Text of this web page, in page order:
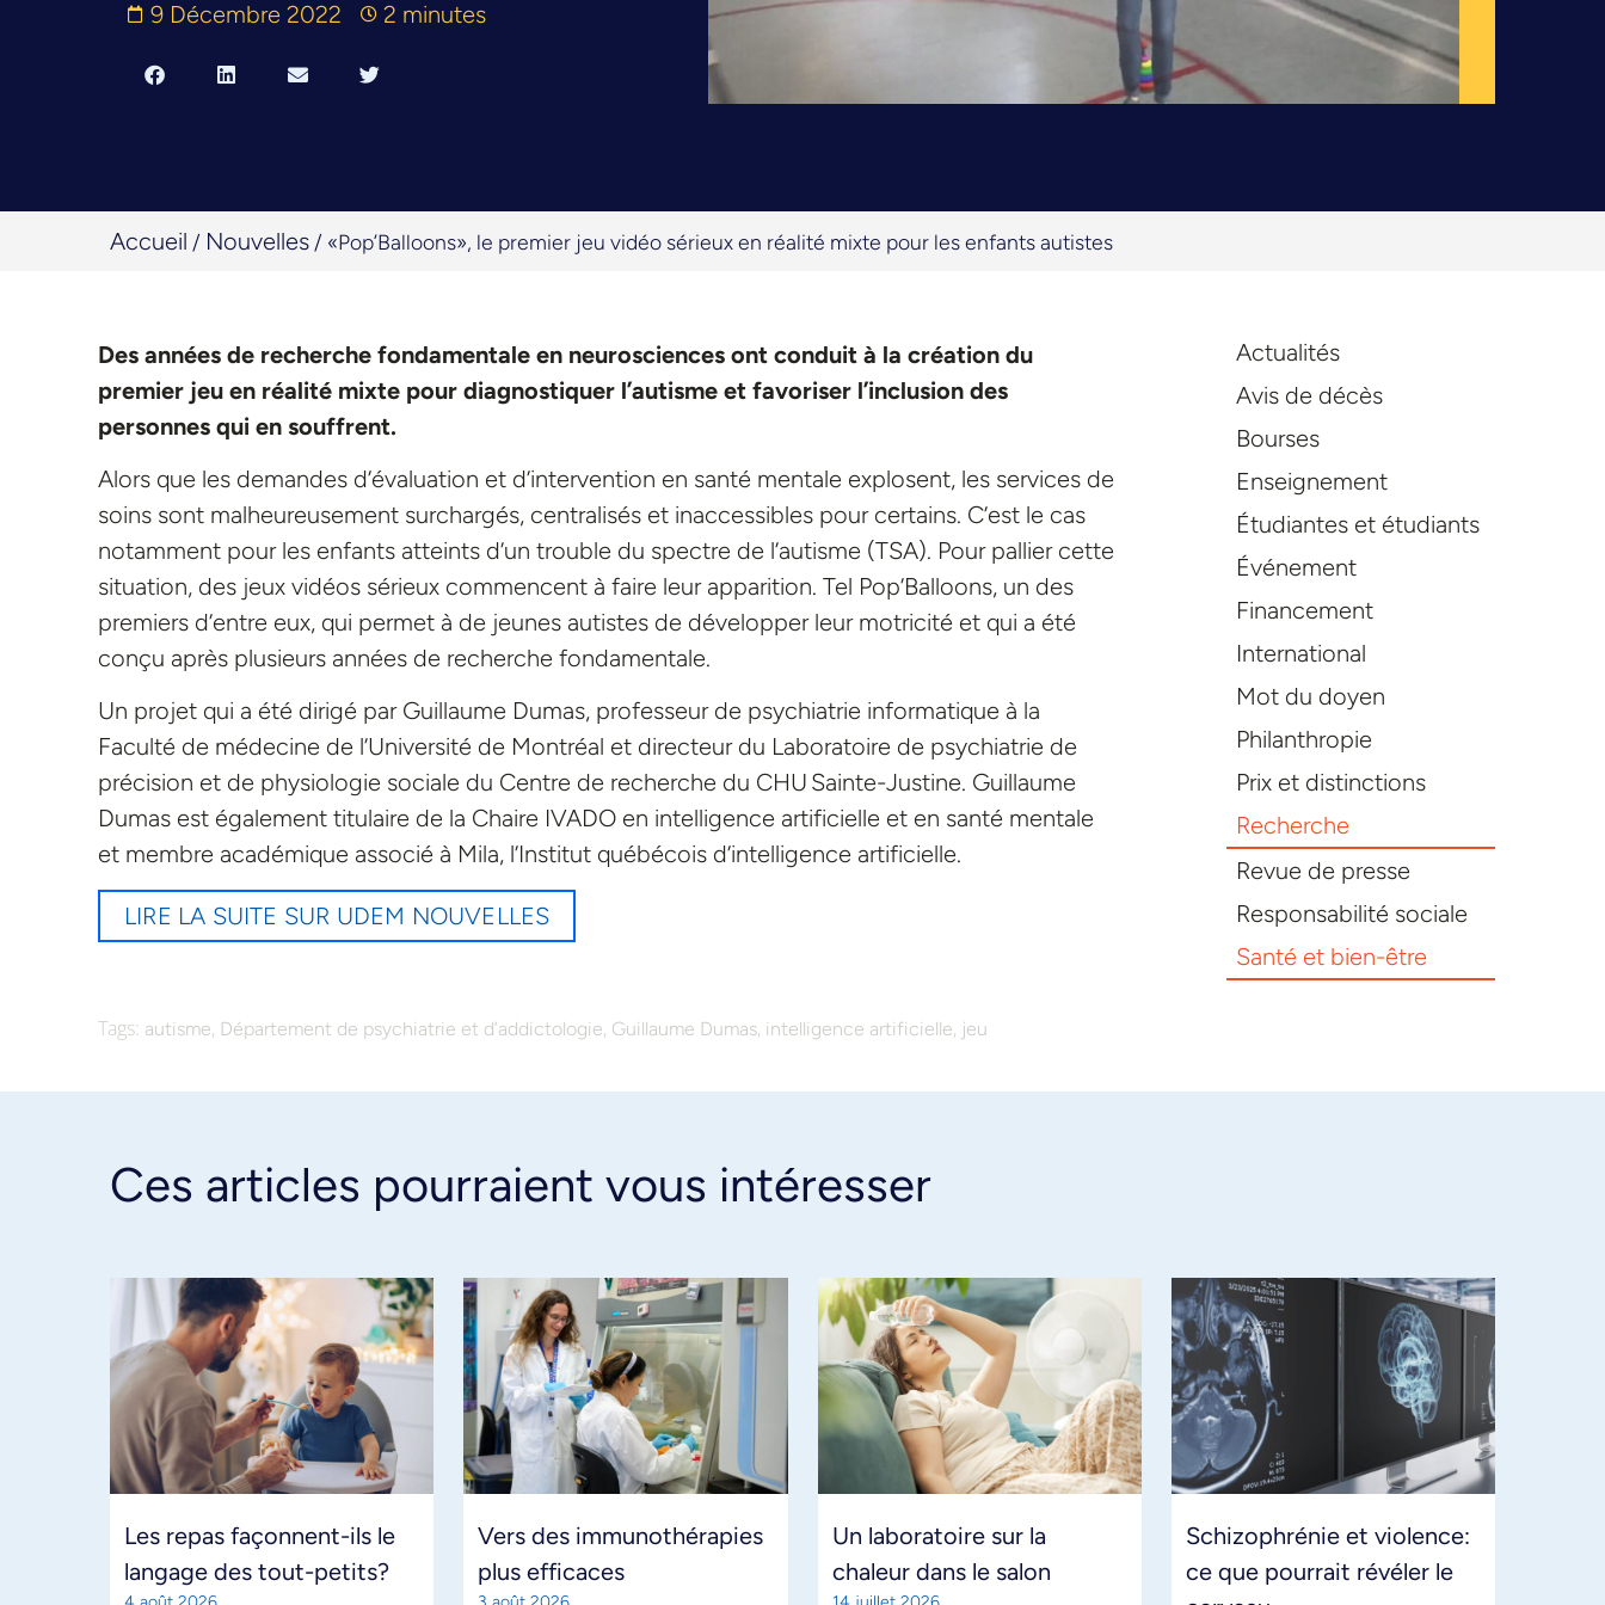
9 Décembre 2022 2 minutes
Accueil / Nouvelles / «Pop’Balloons», le premier jeu vidéo sérieux en réalité mixte pour les enfants autistes
Des années de recherche fondamentale en neurosciences ont conduit à la création du
premier jeu en réalité mixte pour diagnostiquer l’autisme et favoriser l’inclusion des
personnes qui en souffrent.
Alors que les demandes d’évaluation et d’intervention en santé mentale explosent, les services de
soins sont malheureusement surchargés, centralisés et inaccessibles pour certains. C’est le cas
notamment pour les enfants atteints d’un trouble du spectre de l’autisme (TSA). Pour pallier cette
situation, des jeux vidéos sérieux commencent à faire leur apparition. Tel Pop’Balloons, un des
premiers d’entre eux, qui permet à de jeunes autistes de développer leur motricité et qui a été
conçu après plusieurs années de recherche fondamentale.
Un projet qui a été dirigé par Guillaume Dumas, professeur de psychiatrie informatique à la
Faculté de médecine de l’Université de Montréal et directeur du Laboratoire de psychiatrie de
précision et de physiologie sociale du Centre de recherche du CHU Sainte-Justine. Guillaume
Dumas est également titulaire de la Chaire IVADO en intelligence artificielle et en santé mentale
et membre académique associé à Mila, l’Institut québécois d’intelligence artificielle.
LIRE LA SUITE SUR UDEM NOUVELLES
Tags: autisme, Département de psychiatrie et d’addictologie, Guillaume Dumas, intelligence artificielle, jeu
Actualités
Avis de décès
Bourses
Enseignement
Étudiantes et étudiants
Événement
Financement
International
Mot du doyen
Philanthropie
Prix et distinctions
Recherche
Revue de presse
Responsabilité sociale
Santé et bien-être
Ces articles pourraient vous intéresser
Les repas façonnent-ils le
langage des tout-petits?
Vers des immunothérapies
plus efficaces
Un laboratoire sur la
chaleur dans le salon
Schizophrénie et violence:
ce que pourrait révéler le